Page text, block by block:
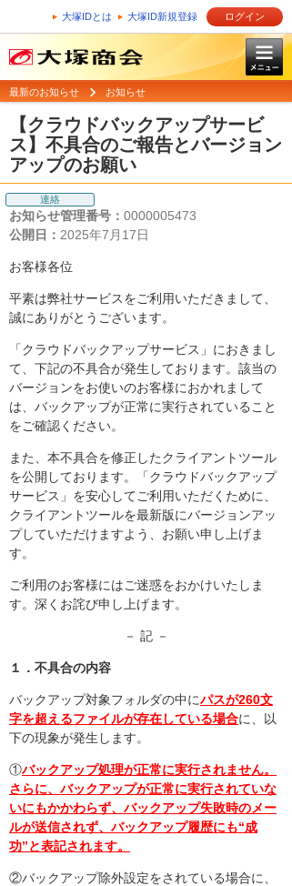
大塚IDとは 大塚ID新規登録 ログイン
最新のお知らせ お知らせ
【クラウドバックアップサービ
ス】不具合のご報告とバージョン
アップのお願い
連絡
お知らせ管理番号： 0000005473
公開日： 2025年7月17日
お客様各位
平素は弊社サービスをご利用いただきまして、
誠にありがとうございます。
「クラウドバックアップサービス」におきまし
て、下記の不具合が発生しております。該当の
バージョンをお使いのお客様におかれまして
は、バックアップが正常に実行されていること
をご確認ください。
また、本不具合を修正したクライアントツール
を公開しております。「クラウドバックアップ
サービス」を安心してご利用いただくために、
クライアントツールを最新版にバージョンアッ
プしていただけますよう、お願い申し上げま
す。
ご利用のお客様にはご迷惑をおかけいたしま
す。深くお詫び申し上げます。
－ 記 －
１．不具合の内容
バックアップ対象フォルダの中にパスが260文
字を超えるファイルが存在している場合に、以
下の現象が発生します。
①バックアップ処理が正常に実行されません。
さらに、バックアップが正常に実行されていな
いにもかかわらず、バックアップ失敗時のメー
ルが送信されず、バックアップ履歴にも“成
功”と表記されます。
②バックアップ除外設定をされている場合に、